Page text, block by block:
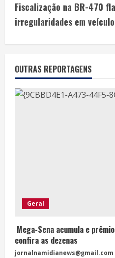
Fiscalização na BR-470
irregularidades em
OUTRAS REPORTAGENS
Geral
Mega-Sena acumula e
confira as dezenas
jornalnamidianews@gmail.com